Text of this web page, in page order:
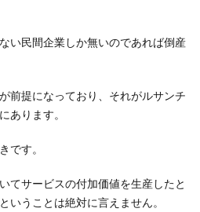
い民間企業しか無いのであれば倒産
前提になっており、それがルサンチ
あります。
です。
てサービスの付加価値を生産したと
いうことは絶対に言えません。